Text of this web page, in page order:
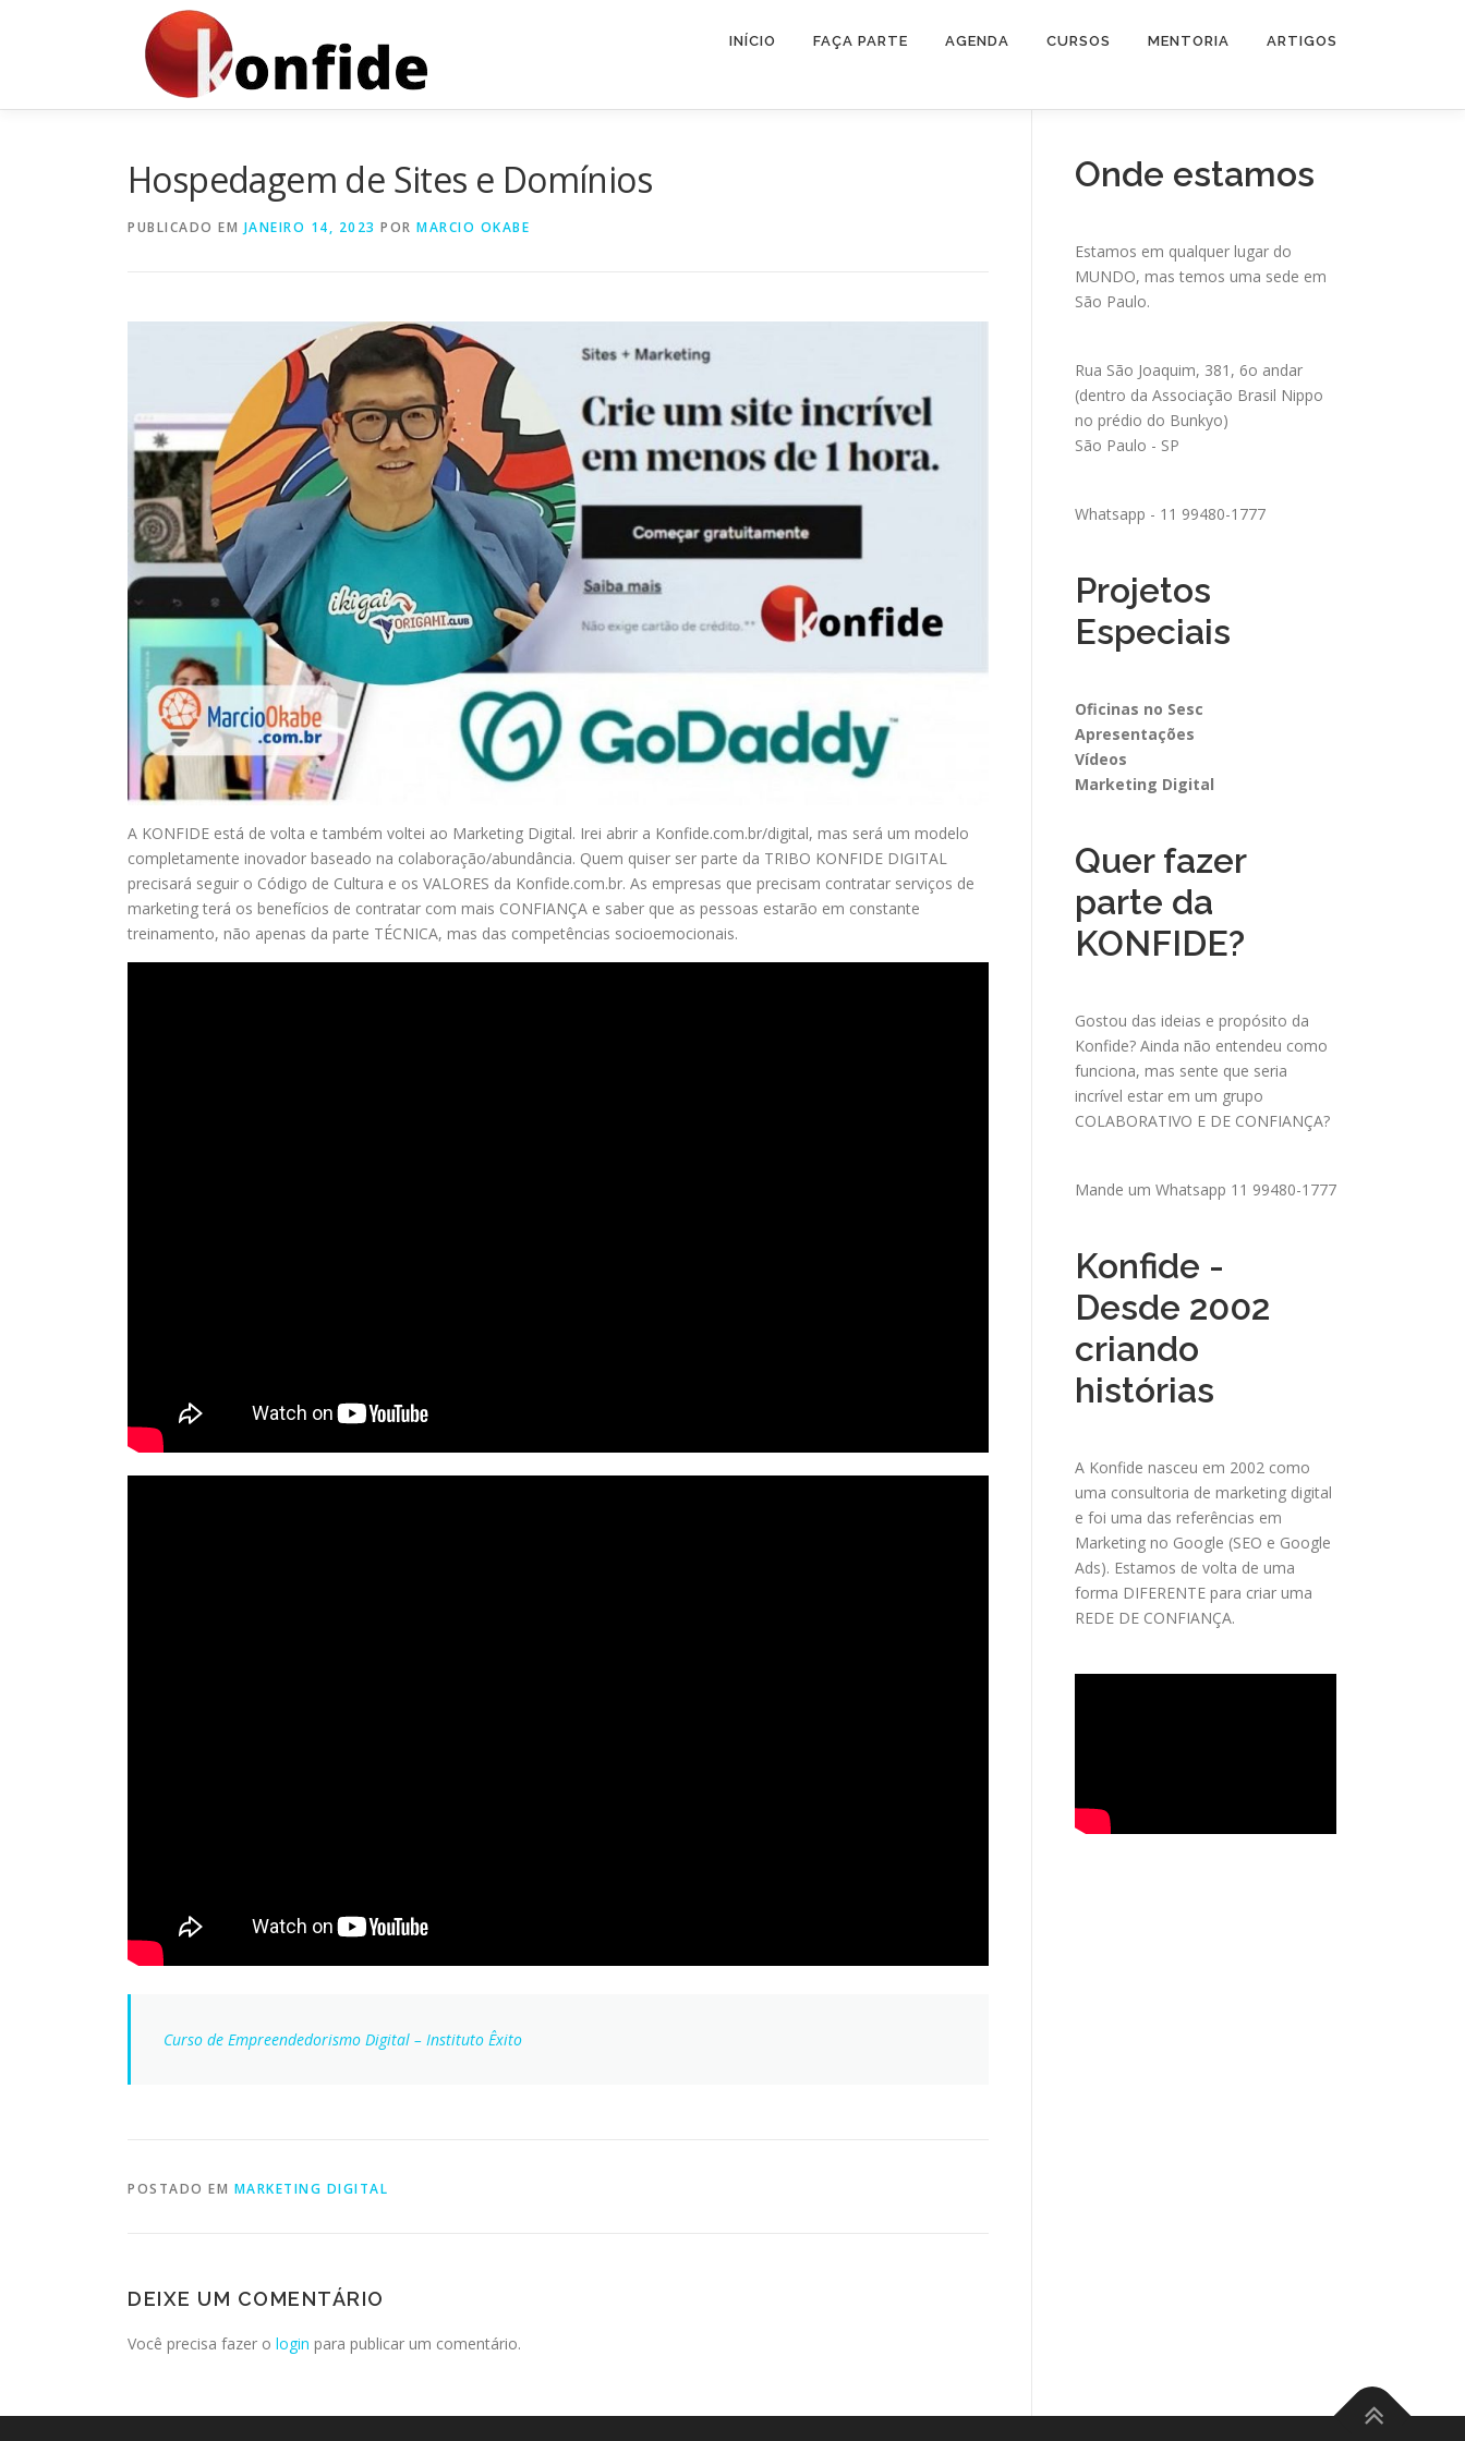
INÍCIO FAÇA PARTE AGENDA CURSOS MENTORIA ARTIGOS
Hospedagem de Sites e Domínios
PUBLICADO EM JANEIRO 14, 2023 POR MARCIO OKABE
A KONFIDE está de volta e também voltei ao Marketing Digital. Irei abrir a Konfide.com.br/digital, mas será um modelo
completamente inovador baseado na colaboração/abundância. Quem quiser ser parte da TRIBO KONFIDE DIGITAL
precisará seguir o Código de Cultura e os VALORES da Konfide.com.br. As empresas que precisam contratar serviços de
marketing terá os benefícios de contratar com mais CONFIANÇA e saber que as pessoas estarão em constante
treinamento, não apenas da parte TÉCNICA, mas das competências socioemocionais.
Curso de Empreendedorismo Digital – Instituto Êxito
POSTADO EM MARKETING DIGITAL
DEIXE UM COMENTÁRIO
Você precisa fazer o login para publicar um comentário.
Onde estamos
Estamos em qualquer lugar do
MUNDO, mas temos uma sede em
São Paulo.
Rua São Joaquim, 381, 6o andar
(dentro da Associação Brasil Nippo
no prédio do Bunkyo)
São Paulo - SP
Whatsapp - 11 99480-1777
Projetos
Especiais
Oficinas no Sesc
Apresentações
Vídeos
Marketing Digital
Quer fazer
parte da
KONFIDE?
Gostou das ideias e propósito da
Konfide? Ainda não entendeu como
funciona, mas sente que seria
incrível estar em um grupo
COLABORATIVO E DE CONFIANÇA?
Mande um Whatsapp 11 99480-1777
Konfide -
Desde 2002
criando
histórias
A Konfide nasceu em 2002 como
uma consultoria de marketing digital
e foi uma das referências em
Marketing no Google (SEO e Google
Ads). Estamos de volta de uma
forma DIFERENTE para criar uma
REDE DE CONFIANÇA.